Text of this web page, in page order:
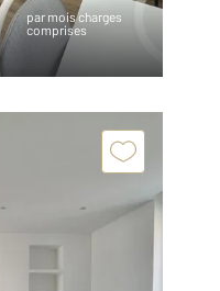
par mois charges
comprises